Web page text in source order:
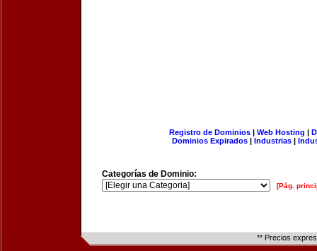
Registro de Dominios| Web Hosting |
Dominios Expirados | Industrias |
Categorías de Dominio:
[Pág.
** Precios